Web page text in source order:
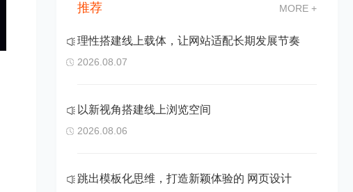
推荐 MORE +
理性搭建线上载体，让网站适配长期发展节奏
2026.08.07
以新视角搭建线上浏览空间
2026.08.06
跳出模板化思维，打造新颖体验的 网页设计